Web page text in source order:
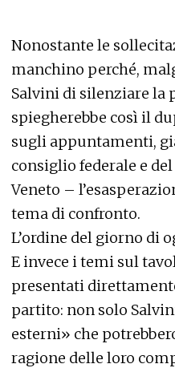
Nonostante le
manchino perché,
Salvini di silenziare la
spiegherebbe così il
sugli appuntamenti,
consiglio federale e
Veneto –
tema di confronto.
L’ordine del giorno di
E invece i temi sul
presentati
partito: non solo
esterni» che
ragione delle loro